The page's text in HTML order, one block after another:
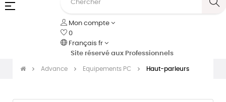
Basculer
☰
Mon compte
0
Français fr
Site réservé aux Professionnels
Advance Equipements PC Haut-parleurs